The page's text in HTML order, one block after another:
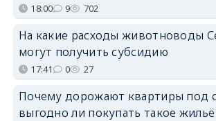
18:00 9 702
На какие расходы животноводы
могут получить субсидию
17:41 0 27
Почему дорожают квартиры под
выгодно ли покупать такое жильё